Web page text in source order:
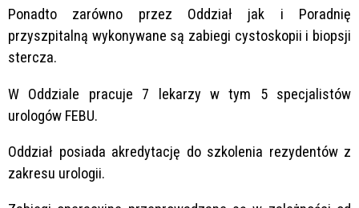
Ponadto zarówno przez Oddział jak i Poradnię
przyszpitalną wykonywane są zabiegi cystoskopii i biopsji
stercza.
W Oddziale pracuje 7 lekarzy w tym 5 specjalistów
urologów FEBU.
Oddział posiada akredytację do szkolenia rezydentów z
zakresu urologii.